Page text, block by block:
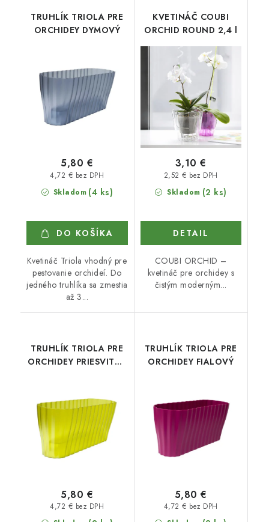
TRUHLÍK TRIOLA PRE
ORCHIDEY DYMOVÝ
Skladom (4 ks)
4,72 € bez DPH
5,80 €
DO KOŠÍKA
Kvetináč Triola vhodný pre
pestovanie orchideí. Do
jedného truhlíka sa zmestia
až 3...
KVETINÁČ COUBI
ORCHID ROUND 2,4 l
Skladom (2 ks)
2,52 € bez DPH
3,10 €
DETAIL
COUBI ORCHID –
kvetináč pre orchidey s
čistým moderným...
TRUHLÍK TRIOLA PRE
ORCHIDEY PRIESVITNÝ
4,72 € bez DPH
5,80 €
TRUHLÍK TRIOLA PRE
ORCHIDEY FIALOVÝ
4,72 € bez DPH
5,80 €